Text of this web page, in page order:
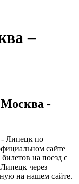
–
-
- Липецк по
сайте
на поезд с
через
на нашем сайте.